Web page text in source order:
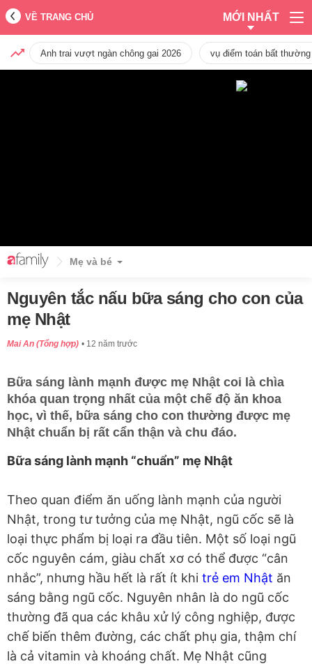
VỀ TRANG CHỦ MỚI NHẤT
Anh trai vượt ngàn chông gai 2026 vụ điểm toán bất
Mẹ và bé
Nguyên tắc nấu bữa sáng cho con của
mẹ Nhật
Mai An (Tổng hợp) 12 năm trước
Bữa sáng lành mạnh được mẹ Nhật coi là chìa
khóa quan trọng nhất của một chế độ ăn khoa
học, vì thế, bữa sáng cho con thường được mẹ
Nhật chuẩn bị rất cẩn thận và chu đáo.
Bữa sáng lành mạnh “chuẩn” mẹ Nhật
Theo quan điểm ăn uống lành mạnh của người
Nhật, trong tư tưởng của mẹ Nhật, ngũ cốc sẽ là
loại thực phẩm bị loại ra đầu tiên. Một số loại ngũ
cốc nguyên cám, giàu chất xơ có thể được “cân
nhắc”, nhưng hầu hết là rất ít khi trẻ em Nhật ăn
sáng bằng ngũ cốc. Nguyên nhân là do ngũ cốc
thường đã qua các khâu xử lý công nghiệp, được
chế biến thêm đường, các chất phụ gia, thậm chí
là cả vitamin và khoáng chất. Mẹ Nhật cũng